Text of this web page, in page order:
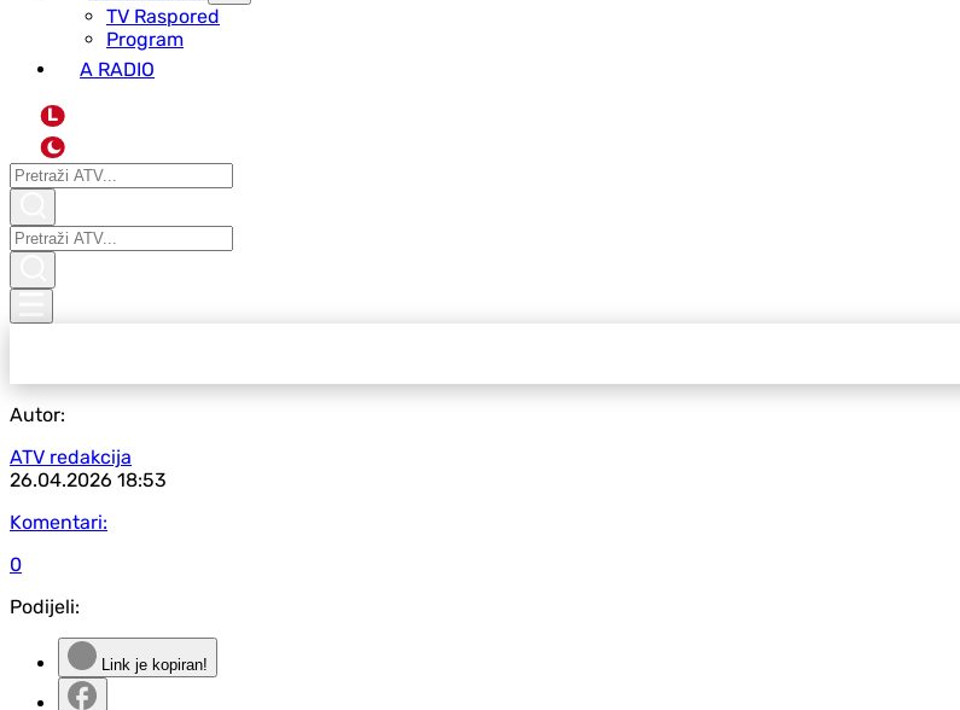
ТV Raspored
Program
A RADIO
L
Autor:
ATV redakcija
26.04.2026 18:53
Komentari:
0
Podijeli:
Link je kopiran!